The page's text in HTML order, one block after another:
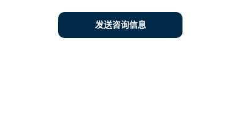
发送咨询信息